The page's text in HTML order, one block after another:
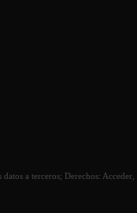
a terceros; Derechos: